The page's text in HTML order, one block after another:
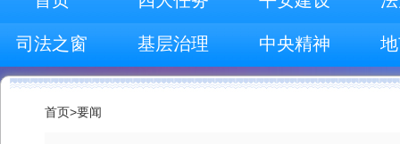
司法之窗 基层治理 中央精神
首页>要闻